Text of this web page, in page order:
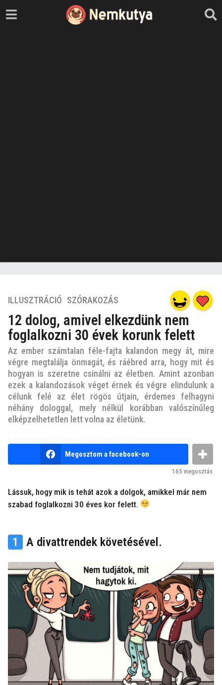
6
v
e
z
e
l
ő
t
t
6
v
l
ő
ILLUSZTRÁCIÓ ,SZÓRAKOZÁS
12 dolog, amivel elkezdünk nem
foglalkozni 30 évek korunk felett
Az ember számtalan féle-fajta kalandon megy át, mire
végre megtalálja önmagát, és ráébred arra, hogy mit és
hogyan is szeretne csinálni az életben. Amint azonban
ezek a kalandozások véget érnek és végre elindulunk a
célunk felé az élet rögös útjain, érdemes felhagyni
néhány dologgal, mely nélkül korábban valószínűleg
elképzelhetetlen lett volna az életünk.
n
k
u
a
Megosztom a facebook-on
165 megosztás
Lássuk, hogy mik is tehát azok a dolgok, amikkel már nem
szabad foglalkozni 30 éves kor felett.
1 A divattrendek követésével.